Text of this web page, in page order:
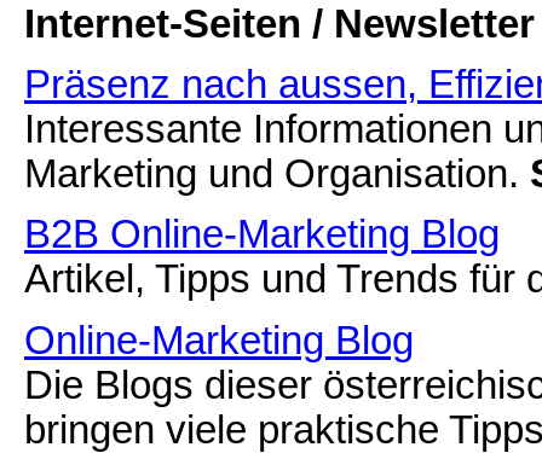
Internet-Seiten / Newsletter
Präsenz nach aussen,
Interessante Informationen
Marketing und Organisation.
B2B Online-Marketing Blog
Artikel, Tipps und Trends für
Online-Marketing Blog
Die Blogs dieser
bringen viele praktische